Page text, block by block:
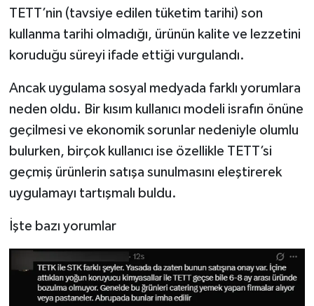
TETT’nin (tavsiye edilen tüketim tarihi) son
kullanma tarihi olmadığı, ürünün kalite ve lezzetini
koruduğu süreyi ifade ettiği vurgulandı.
Ancak uygulama sosyal medyada farklı yorumlara
neden oldu. Bir kısım kullanıcı modeli israfın önüne
geçilmesi ve ekonomik sorunlar nedeniyle olumlu
bulurken, birçok kullanıcı ise özellikle TETT’si
geçmiş ürünlerin satışa sunulmasını eleştirerek
uygulamayı tartışmalı buldu.
İşte bazı yorumlar